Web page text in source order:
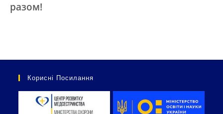
разом!
Корисні Посилання